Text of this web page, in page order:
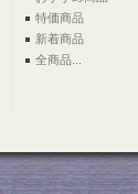
特価商品
新着商品
全商品...